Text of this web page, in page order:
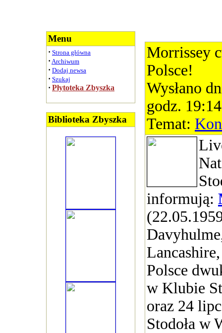
Menu
· Strona główna
· Archiwum
· Dodaj newsa
· Szukaj
· Płytoteka Zbyszka
Biblioteka Zbyszka
Morrissey
Polsce!
Wysłano
godz.
Temat:
informują:
Polsce
w Klubie
oraz 24
Stodoła w